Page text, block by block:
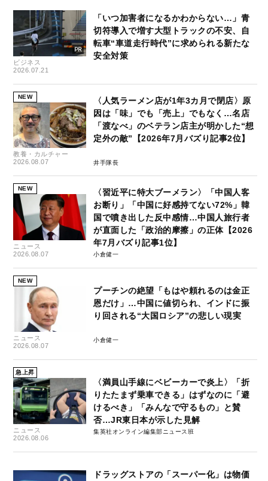
ビジネス
2026.07.21
「いつ加害者になるかわからない…」青
切符導入で増す大型トラックの不安、自
転車“車道走行時代”に求められる新たな
安全対策
NEW
教養・カルチャー
2026.08.07
〈人気ラーメン店が1年3カ月で閉店〉原
因は「味」でも「売上」でもなく…名店
「渡なべ」のベテラン店主が明かした“想
定外の敵”【2026年7月バズり記事2位】
井手隊長
NEW
ニュース
2026.08.07
〈習近平に特大ブーメラン〉「中国人客
お断り」「中国に好感持てない72%」韓
国で噴き出した反中感情…中国人旅行者
が直面した「政治的摩擦」の正体【2026
年7月バズり記事1位】
小倉健一
NEW
ニュース
2026.08.07
プーチンの絶望「もはや頼れるのは金正
恩だけ」…中国に値切られ、インドに振
り回される“大国ロシア”の悲しい現実
小倉健一
急上昇
ニュース
2026.08.06
〈満員山手線にベビーカーで炎上〉「折
りたたまず乗車できる」はずなのに「避
けるべき」「みんなで守るもの」と賛
否…JR東日本が示した見解
集英社オンライン編集部ニュース班
ドラッグストアの「スーパー化」は物価